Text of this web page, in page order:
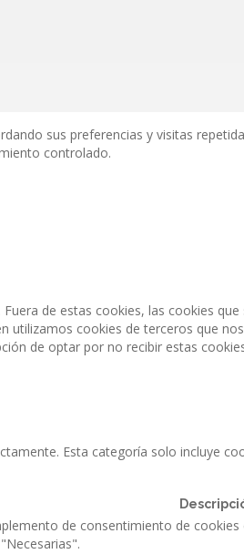
sus preferencias y visitas
controlado.
de estas cookies, las cookies
cookies de terceros que
de optar por no recibir estas
Esta categoría solo incluye
de consentimiento de